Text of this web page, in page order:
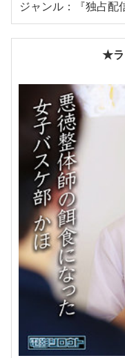
ジャンル：『独占配
★ラ